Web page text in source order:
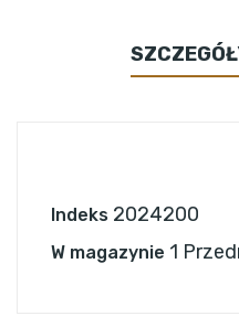
Indeks 2024200
W magazynie 1